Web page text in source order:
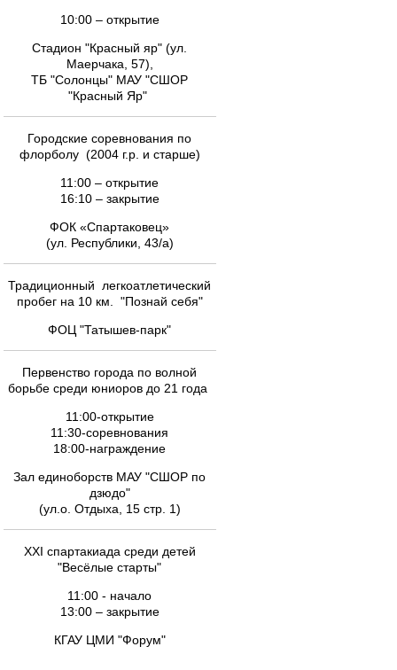
10:00 – открытие
Стадион "Красный яр" (ул.
Маерчака, 57),
ТБ "Солонцы" МАУ "СШОР
"Красный Яр"
Городские соревнования по
флорболу (2004 г.р. и старше)
11:00 – открытие
16:10 – закрытие
ФОК «Спартаковец»
(ул. Республики, 43/а)
Традиционный легкоатлетический
пробег на 10 км. "Познай себя"
ФОЦ "Татышев-парк"
Первенство города по волной
борьбе среди юниоров до 21 года
11:00-открытие
11:30-соревнования
18:00-награждение
Зал единоборств МАУ "СШОР по
дзюдо"
(ул.о. Отдыха, 15 стр. 1)
XXI спартакиада среди детей
"Весёлые старты"
11:00 - начало
13:00 – закрытие
КГАУ ЦМИ "Форум"